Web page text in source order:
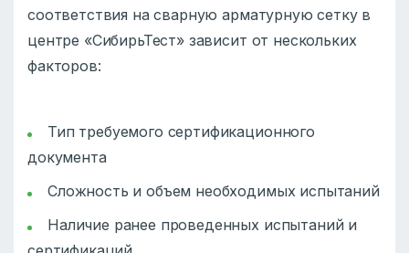
соответствия на сварную арматурную сетку в
центре «СибирьТест» зависит от нескольких
факторов:
Тип требуемого сертификационного
документа
Сложность и объем необходимых испытаний
Наличие ранее проведенных испытаний и